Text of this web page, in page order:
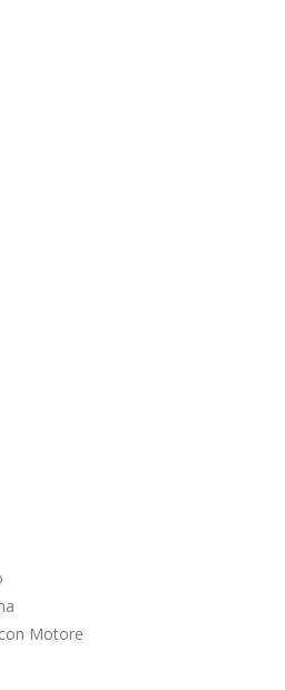
Motore